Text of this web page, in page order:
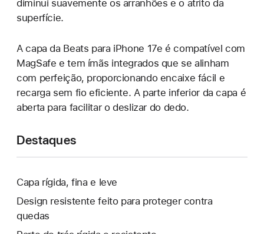
diminui suavemente os arranhões e o atrito da
superfície.
A capa da Beats para iPhone 17e é compatível com
MagSafe e tem ímãs integrados que se alinham
com perfeição, proporcionando encaixe fácil e
recarga sem fio eficiente. A parte inferior da capa é
aberta para facilitar o deslizar do dedo.
Destaques
Capa rígida, fina e leve
Design resistente feito para proteger contra
quedas